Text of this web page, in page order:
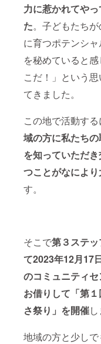
力に惹かれてや
た。子どもたち
に育つポテンシャ
を秘めていると感
こだ！」という
てきました。
この地で活動する
域の方に私たち
を知っていただ
つことがなにより
す。
そこで第３ステ
て2023年12月17
のコミュニティ
お借りして「第
さ祭り」を開催
地域の方と少し